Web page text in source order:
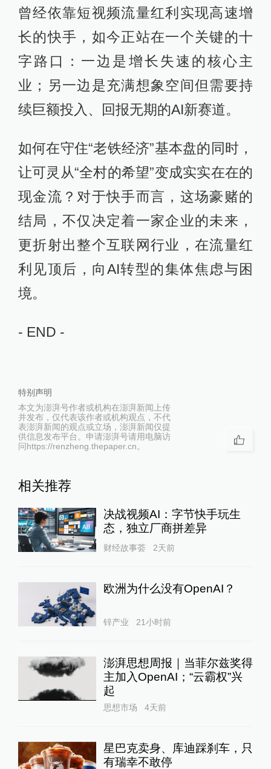
曾经依靠短视频流量红利实现高速增
长的快手，如今正站在一个关键的十
字路口：一边是增长失速的核心主
业；另一边是充满想象空间但需要持
续巨额投入、回报无期的AI新赛道。
如何在守住“老铁经济”基本盘的同时，
让可灵从“全村的希望”变成实实在在的
现金流？对于快手而言，这场豪赌的
结局，不仅决定着一家企业的未来，
更折射出整个互联网行业，在流量红
利见顶后，向AI转型的集体焦虑与困
境。
- END -
特别声明
本文为澎湃号作者或机构在澎湃新闻上传
并发布，仅代表该作者或机构观点，不代
表澎湃新闻的观点或立场，澎湃新闻仅提
供信息发布平台。申请澎湃号请用电脑访
问https://renzheng.thepaper.cn。
相关推荐
决战视频AI：字节快手玩生
态，独立厂商拼差异
财经故事荟 2天前
欧洲为什么没有OpenAI？
锌产业 21小时前
澎湃思想周报｜当菲尔兹奖得
主加入OpenAI；“云霸权”兴
起
思想市场 4天前
星巴克卖身、库迪踩刹车，只
有瑞幸不敢停